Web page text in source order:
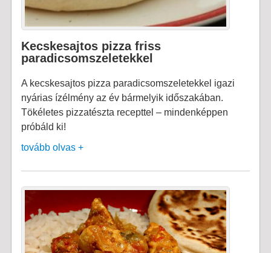
Kecskesajtos pizza friss
paradicsomszeletekkel
A kecskesajtos pizza paradicsomszeletekkel igazi
nyárias ízélmény az év bármelyik időszakában.
Tökéletes pizzatészta recepttel – mindenképpen
próbáld ki!
tovább olvas +